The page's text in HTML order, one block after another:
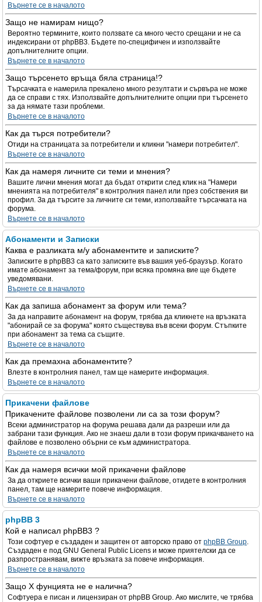
Върнете се в началото
Защо не намирам нищо?
Вероятно термините, които ползвате са много често срещани и не са
индексирани от phpBB3. Бъдете по-специфичен и използвайте
допълнителните опции.
Върнете се в началото
Защо търсенето връща бяла страница!?
Търсачката е намерила прекалено много резултати и сървъра не може
да се справи с тях. Използвайте допълнителните опции при търсенето
за да нямате тази проблеми.
Върнете се в началото
Как да търся потребители?
Отиди на страницата за потребители и кликни "намери потребител".
Върнете се в началото
Как да намеря личните си теми и мнения?
Вашите лични мнения могат да бъдат открити след клик на "Намери
мненията на потребителя" в контролния панел или през собствения ви
профил. За да търсите за личните си теми, използвайте търсачката на
форума.
Върнете се в началото
Абонаменти и Записки
Каква е разликата м/у абонаментите и записките?
Записките в phpBB3 са като записките във вашия уеб-браузър. Когато
имате абонамент за тема/форум, при всяка промяна вие ще бъдете
уведомявани.
Върнете се в началото
Как да запиша абонамент за форум или тема?
За да направите абонамент на форум, трябва да кликнете на връзката
"абонирай се за форума" която съществува във всеки форум. Стъпките
при абонамент за тема са същите.
Върнете се в началото
Как да премахна абонаментите?
Влезте в контролния панел, там ще намерите информация.
Върнете се в началото
Прикачени файлове
Прикачените файлове позволени ли са за този форум?
Всеки администратор на форума решава дали да разреши или да
забрани тази функция. Ако не знаеш дали в този форум прикачването на
файлове е позволено обърни се към администратора.
Върнете се в началото
Как да намеря всички мой прикачени файлове
За да откриете всички ваши прикачени файлове, отидете в контролния
панел, там ще намерите повече информация.
Върнете се в началото
phpBB 3
Кой е написал phpBB3 ?
Този софтуер е създаден и защитен от авторско право от phpBB Group.
Създаден е под GNU General Public Licens и може приятелски да се
разпространявам, вижте връзката за повече информация.
Върнете се в началото
Защо X фунцията не е налична?
Софтуера е писан и лицензиран от phpBB Group. Ако мислите, че трябва